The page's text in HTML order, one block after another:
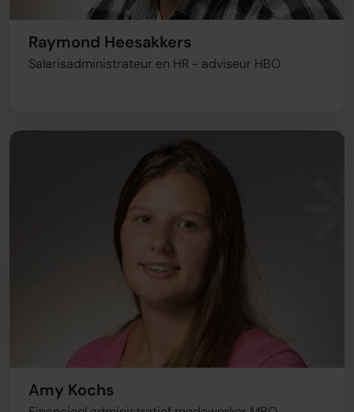
Raymond Heesakkers
Salarisadministrateur en HR - adviseur HBO
Amy Kochs